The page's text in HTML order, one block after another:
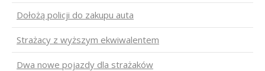
Dołożą policji do zakupu auta
Strażacy z wyższym ekwiwalentem
Dwa nowe pojazdy dla strażaków